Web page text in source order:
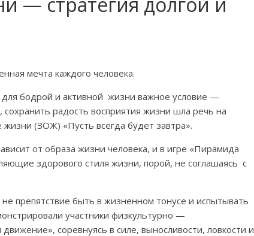
мечта каждого человека.
для бодрой и активной жизни важное условие —
радость восприятия жизни шла речь на
(ЗОЖ) «Пусть всегда будет завтра».
от образа жизни человека, и в игре «Пирамида
здорового стиля жизни, порой, не соглашаясь с
препятствие быть в жизненном тонусе и испытывать
участники физкультурно —
соревнуясь в силе, выносливости, ловкости и